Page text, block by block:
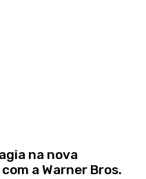
na nova
a Warner Bros.